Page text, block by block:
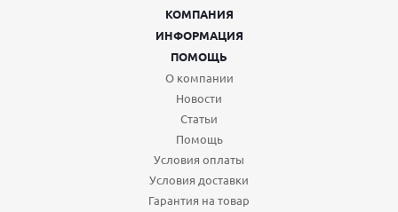
КОМПАНИЯ
ИНФОРМАЦИЯ
ПОМОЩЬ
О компании
Новости
Статьи
Помощь
Условия оплаты
Условия доставки
Гарантия на товар